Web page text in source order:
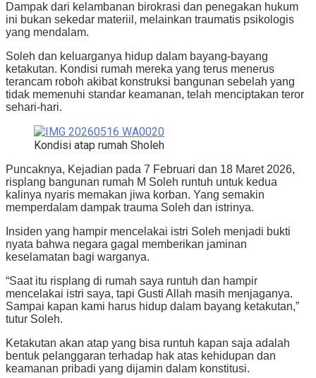
Dampak dari kelambanan birokrasi dan penegakan hukum
ini bukan sekedar materiil, melainkan traumatis psikologis
yang mendalam.
Soleh dan keluarganya hidup dalam bayang-bayang
ketakutan. Kondisi rumah mereka yang terus menerus
terancam roboh akibat konstruksi bangunan sebelah yang
tidak memenuhi standar keamanan, telah menciptakan teror
sehari-hari.
Kondisi atap rumah Sholeh
Puncaknya, Kejadian pada 7 Februari dan 18 Maret 2026,
risplang bangunan rumah M Soleh runtuh untuk kedua
kalinya nyaris memakan jiwa korban. Yang semakin
memperdalam dampak trauma Soleh dan istrinya.
Insiden yang hampir mencelakai istri Soleh menjadi bukti
nyata bahwa negara gagal memberikan jaminan
keselamatan bagi warganya.
“Saat itu risplang di rumah saya runtuh dan hampir
mencelakai istri saya, tapi Gusti Allah masih menjaganya.
Sampai kapan kami harus hidup dalam bayang ketakutan,”
tutur Soleh.
Ketakutan akan atap yang bisa runtuh kapan saja adalah
bentuk pelanggaran terhadap hak atas kehidupan dan
keamanan pribadi yang dijamin dalam konstitusi.